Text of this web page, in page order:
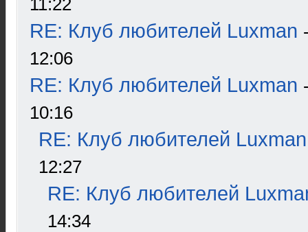
11:22
RE: Клуб любителей Luxman
12:06
RE: Клуб любителей Luxman
10:16
RE: Клуб любителей Luxman
12:27
RE: Клуб любителей
14:34